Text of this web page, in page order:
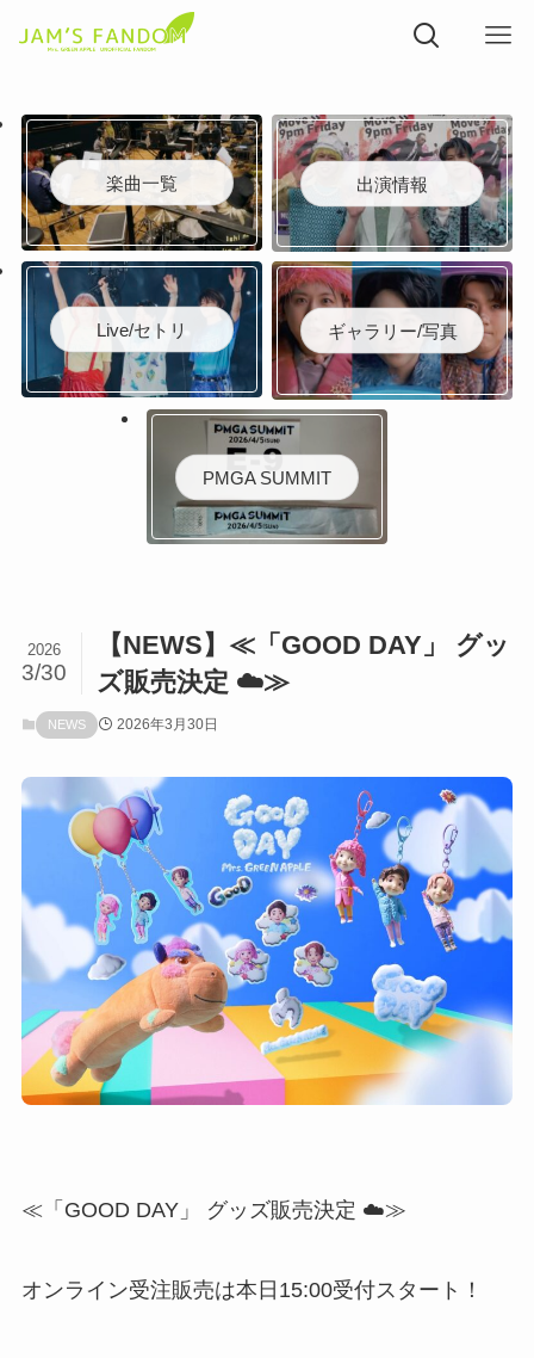
楽曲一覧 出演情報
Live/セトリ ギャラリー/写真
PMGA SUMMIT
【NEWS】≪「GOOD DAY」 グッ
ズ販売決定 ☁️≫
2026
3/30
NEWS 2026年3月30日
≪「GOOD DAY」 グッズ販売決定 ☁️≫
オンライン受注販売は本日15:00受付スタート！